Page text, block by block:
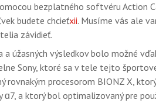
bezplatného softvéru Action
budete chcieťxii. Musíme vás ale
závidieť.
úžasných výsledkov bolo možné
Sony, ktoré sa v tele tejto
rovnakým procesorom BIONZ X,
a ktorý bol optimalizovaný pre